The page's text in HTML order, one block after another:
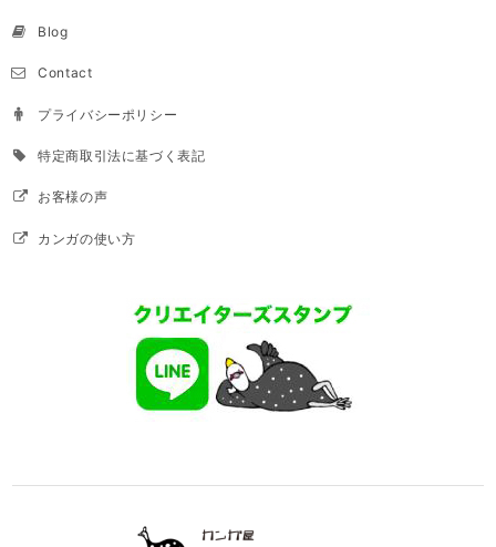
Blog
Contact
プライバシーポリシー
特定商取引法に基づく表記
お客様の声
カンガの使い方